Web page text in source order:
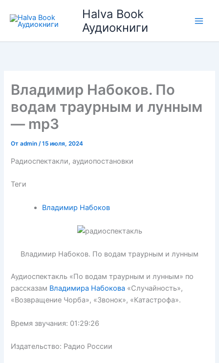
содержимому
Halva Book
Аудиокниги
Владимир Набоков. По
водам траурным и лунным
— mp3
Отadmin/15 июля, 2024
Радиоспектакли, аудиопостановки
Теги
Владимир Набоков
Владимир Набоков. По водам траурным и лунным
Аудиоспектакль «По водам траурным и лунным» по
рассказам Владимира Набокова «Случайность»,
«Возвращение Чорба», «Звонок», «Катастрофа».
Время звучания: 01:29:26
Издательство: Радио России